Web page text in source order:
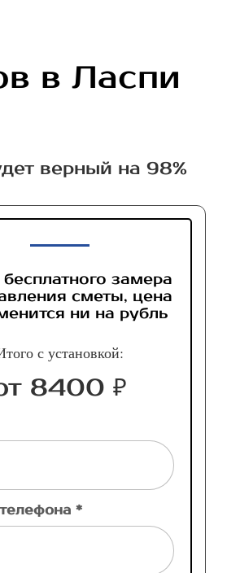
в Ласпи
верный на 98%
замера
сметы, цена
ни на рубль
с установкой:
8400 ₽
*